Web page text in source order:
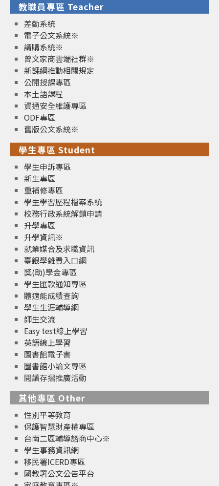
教職員專區 Teacher
差勤系統
電子公文系統※
請購系統※
曾文家商雲端社群※
新課綱推動相關規定
公開授課專區
本土語課程
資通安全維護專區
ODF專區
舊版公文系統※
學生專區 Student
學生申訴專區
新生專區
重補修專區
學生學習歷程檔案系統
校務行政系統解鎖申請
升學專區
升學資訊※
就業媒合及求職資訊
臺銀學雜費入口網
獎(助)學金專區
學生匯款通知專區
體適能成績查詢
學生生涯輔導網
師生交流
Easy test線上學習
英語線上學習
圖書館電子書
圖書館小論文專區
閱讀存摺推廣活動
其他專區 Other
性別平等教育
保護智慧財產權專區
台南二區輔導諮商中心※
學生事務資訊網
移民署ICERD專區
國教署公文公告平台